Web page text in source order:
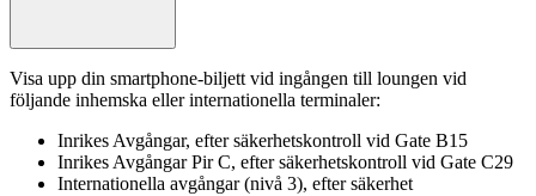
Visa upp din smartphone-biljett vid ingången till loungen vid
följande inhemska eller internationella terminaler:
Inrikes Avgångar, efter säkerhetskontroll vid Gate B15
Inrikes Avgångar Pir C, efter säkerhetskontroll vid Gate C29
Internationella avgångar (nivå 3), efter säkerhet